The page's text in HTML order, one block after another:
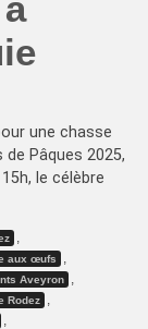
une chasse
Pâques 2025,
le célèbre
,
aux œufs ,
Aveyron ,
Rodez ,
,